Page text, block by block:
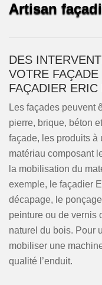
Artisan
DES
VOTRE
FAÇADIER ERIC
Les façades peuvent
pierre, brique, béton
façade, les produits à
matériau composant
la mobilisation du
exemple, le façadier
décapage, le
peinture ou de vernis
naturel du bois. Pour
mobiliser une
qualité l’enduit.